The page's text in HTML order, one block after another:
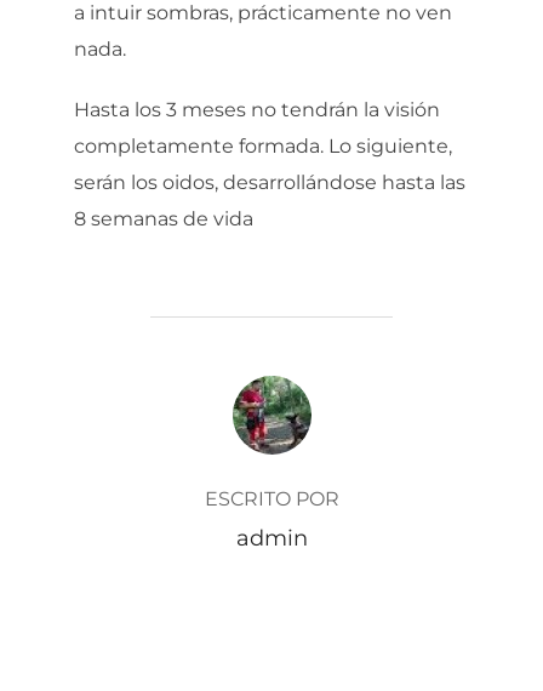
a intuir sombras, prácticamente no ven
nada.
Hasta los 3 meses no tendrán la visión
completamente formada. Lo siguiente,
serán los oidos, desarrollándose hasta las
8 semanas de vida
AUTOR DE LA ENTRADA
ESCRITO POR
admin